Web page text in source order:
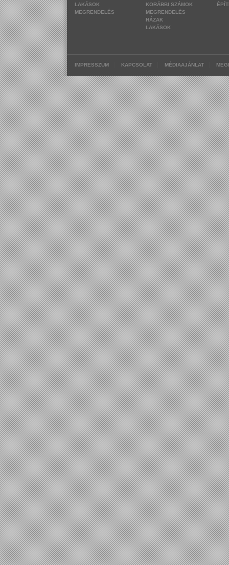
LAKÁSOK
MEGRENDELÉS
KORÁBBI SZÁMOK
MEGRENDELÉS
HÁZAK
LAKÁSOK
IMPRESSZUM KAPCSOLAT MÉDIAAJÁNLAT